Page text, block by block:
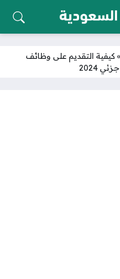
» كيفية التقديم على وظائف
2024